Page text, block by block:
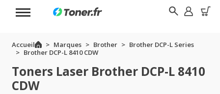
Accueil Marques Brother
Brother DCP-L Series
Brother DCP-L 8410 CDW
Toners Laser Brother DCP-L 8410
CDW